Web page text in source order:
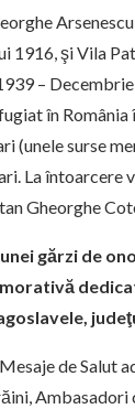
1916, şi Vila
–
în
(unele surse
La
Gheorghe
gărzi de
de Salut
Ambasadori